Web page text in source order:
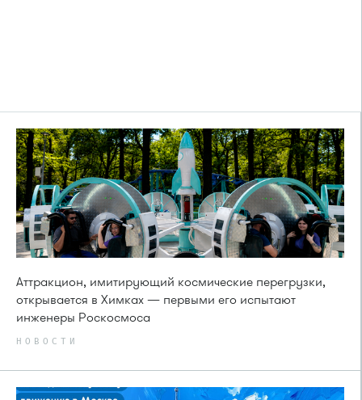
Аттракцион, имитирующий космические перегрузки,
открывается в Химках — первыми его испытают
инженеры Роскосмоса
НОВОСТИ